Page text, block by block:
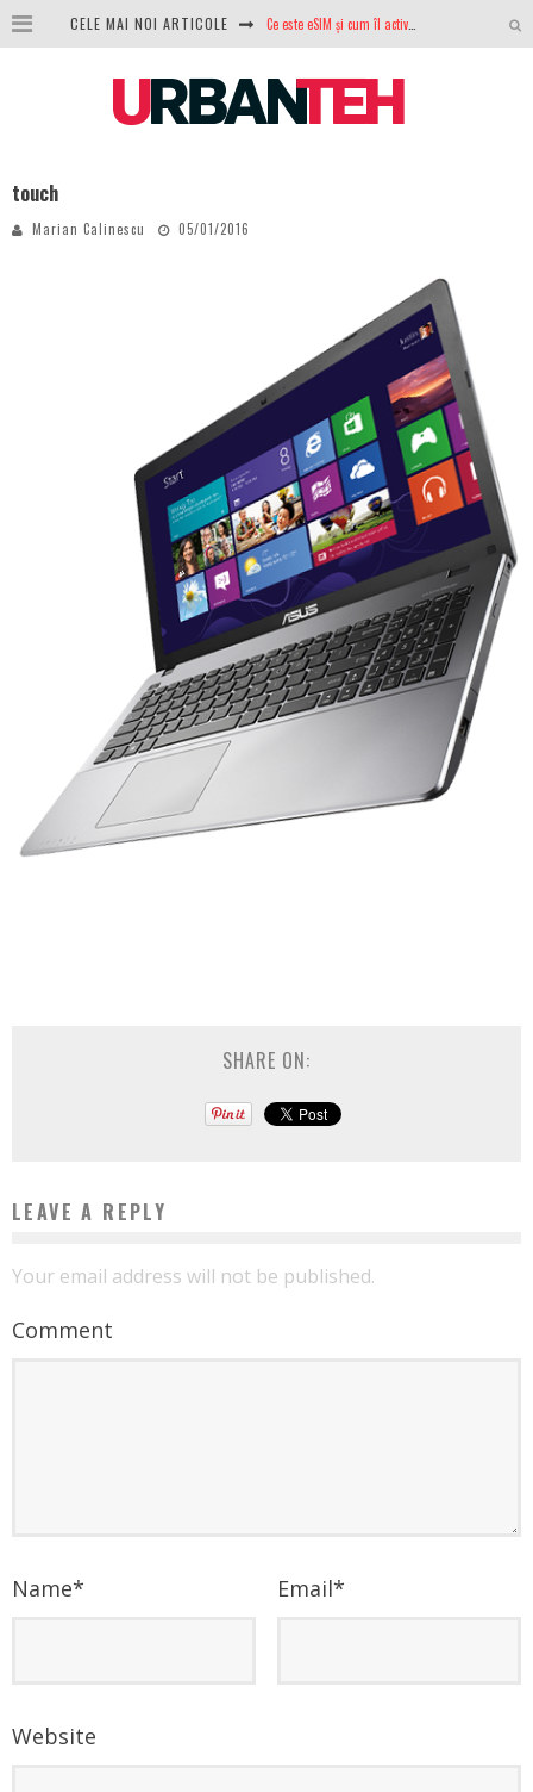
CELE MAI NOI ARTICOLE Ce este eSIM și cum îl activezi pe telefon? Ghid complet pentru Android și iPhone
NVIDIA avertizează: memoria RAM și SSD-urile ar putea deveni și mai scumpe în perioada următoare
touch
Marian Calinescu 05/01/2016
SHARE ON:
LEAVE A REPLY
Your email address will not be published.
Comment
Name* Email*
Website